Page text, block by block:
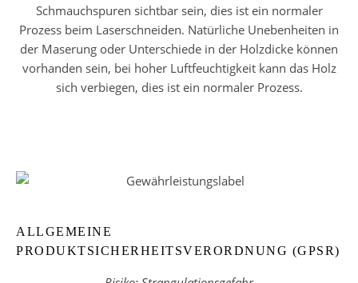
Schmauchspuren sichtbar sein, dies ist ein normaler
Prozess beim Laserschneiden. Natürliche Unebenheiten in
der Maserung oder Unterschiede in der Holzdicke können
vorhanden sein, bei hoher Luftfeuchtigkeit kann das Holz
sich verbiegen, dies ist ein normaler Prozess.
ALLGEMEINE
PRODUKTSICHERHEITSVERORDNUNG (GPSR)